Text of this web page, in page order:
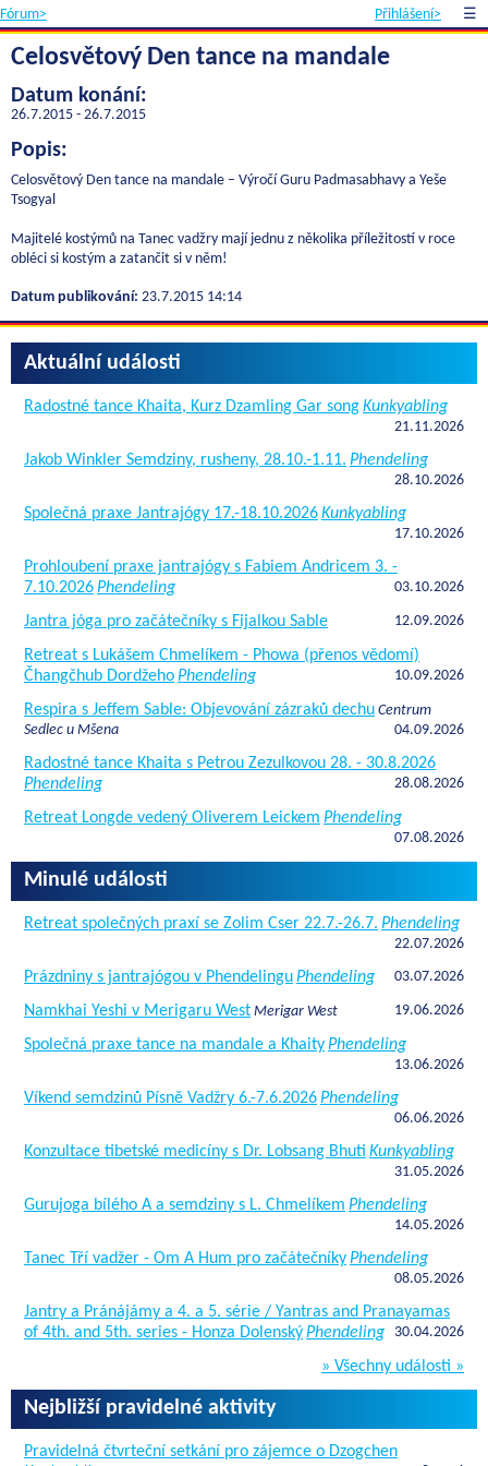
Fórum> Přihlášení> ☰
Celosvětový Den tance na mandale
Datum konání:
26.7.2015 - 26.7.2015
Popis:
Celosvětový Den tance na mandale – Výročí Guru Padmasabhavy a Yeše
Tsogyal
Majitelé kostýmů na Tanec vadžry mají jednu z několika příležitostí v roce
obléci si kostým a zatančit si v něm!
Datum publikování: 23.7.2015 14:14
Aktuální události
Radostné tance Khaita, Kurz Dzamling Gar songKunkyabling
21.11.2026
Jakob Winkler Semdziny, rusheny, 28.10.-1.11. Phendeling
28.10.2026
Společná praxe Jantrajógy 17.-18.10.2026Kunkyabling
17.10.2026
Prohloubení praxe jantrajógy s Fabiem Andricem 3. -
7.10.2026Phendeling 03.10.2026
Jantra jóga pro začátečníky s Fijalkou Sable 12.09.2026
Retreat s Lukášem Chmelíkem - Phowa (přenos vědomí)
Čhangčhub DordžehoPhendeling 10.09.2026
Respira s Jeffem Sable: Objevování zázraků dechu Centrum
Sedlec u Mšena
04.09.2026
Radostné tance Khaita s Petrou Zezulkovou 28. - 30.8.2026
Phendeling
28.08.2026
Retreat Longde vedený Oliverem Leickem Phendeling
07.08.2026
Minulé události
Retreat společných praxí se Zolim Cser 22.7.-26.7. Phendeling
22.07.2026
Prázdniny s jantrajógou v PhendelinguPhendeling 03.07.2026
Namkhai Yeshi v Merigaru West Merigar West 19.06.2026
Společná praxe tance na mandale a KhaityPhendeling
13.06.2026
Víkend semdzinů Písně Vadžry 6.-7.6.2026Phendeling
06.06.2026
Konzultace tibetské medicíny s Dr. Lobsang Bhuti Kunkyabling
31.05.2026
Gurujoga bílého A a semdziny s L. Chmelíkem Phendeling
14.05.2026
Tanec Tří vadžer - Om A Hum pro začátečníkyPhendeling
08.05.2026
Jantry a Pránájámy a 4. a 5. série / Yantras and Pranayamas
of 4th. and 5th. series - Honza DolenskýPhendeling 30.04.2026
» Všechny události »
Nejbližší pravidelné aktivity
Pravidelná čtvrteční setkání pro zájemce o Dzogchen